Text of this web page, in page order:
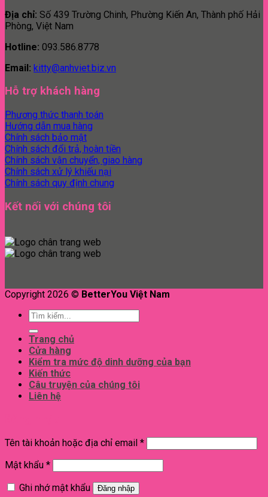
Địa chỉ: Số 439 Trường Chinh, Phường Kiến An, Thành phố Hải
Phòng, Việt Nam
Hotline: 093.586.8778
Email: kitty@anhviet.biz.vn
Hỗ trợ khách hàng
Phương thức thanh toán
Hướng dẫn mua hàng
Chính sách bảo mật
Chính sách đổi trả, hoàn tiền
Chính sách vận chuyển, giao hàng
Chính sách xử lý khiếu nại
Chính sách quy định chung
Kết nối với chúng tôi
Copyright 2026 © BetterYou Việt Nam
Tìm
kiếm:
Trang chủ
Cửa hàng
Kiểm tra mức độ dinh dưỡng của bạn
Kiến thức
Câu truyện của chúng tôi
Liên hệ
Tên tài khoản hoặc địa chỉ email *
Mật khẩu *
Ghi nhớ mật khẩu
Đăng nhập